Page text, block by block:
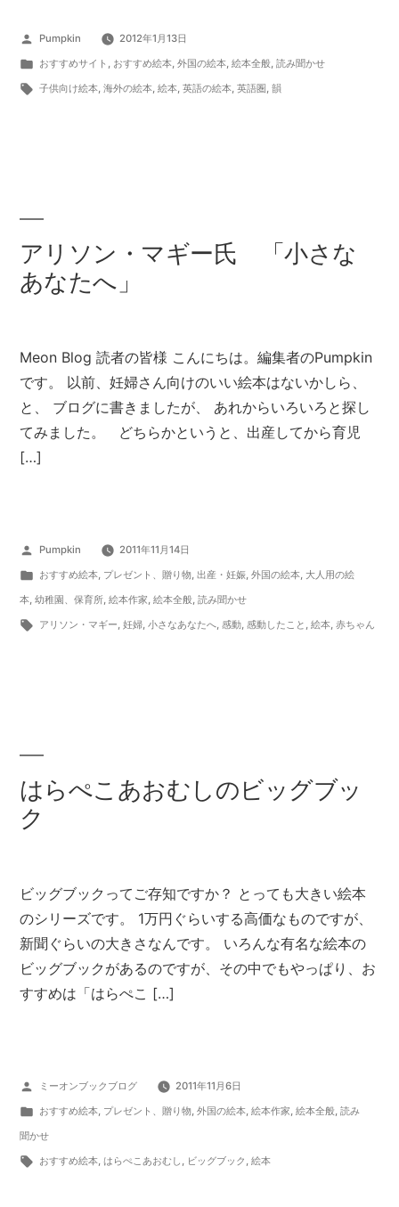
投
稿
者:
Pumpkin
2012年1月13日
カ
テ
おすすめサイト おすすめ絵本, 外国の絵本, 絵本全般, 読み聞かせ
タ
子供向け絵本, 海外の絵本, 絵本, 英語の絵本, 英語圏 韻
アリソン・マギー氏 「小さな
あなたへ」
Meon Blog 読者の皆様 こんにちは。編集者のPumpkin
です。 以前、妊婦さん向けのいい絵本はないかしら、
と、 ブログに書きましたが、 あれからいろいろと探し
てみました。 どちらかというと、出産してから育児
[…]
投
稿
者:
Pumpkin
2011年11月14日
カ
テ
ゴ
おすすめ絵本, プレゼント、贈り物 出産・妊娠, 外国の絵本, 大人用の絵
本 幼稚園、保育所 絵本作家 絵本全般 読み聞かせ
タ
アリソン・マギー 妊婦, 小さなあなたへ, 感動, 感動したこと 絵本, 赤ちゃん
はらぺこあおむしのビッグブッ
ク
ビッグブックってご存知ですか？ とっても大きい絵本
のシリーズです。 1万円ぐらいする高価なものですが、
新聞ぐらいの大きさなんです。 いろんな有名な絵本の
ビッグブックがあるのですが、その中でもやっぱり、お
すすめは「はらぺこ […]
投
稿
者:
ミーオンブックブログ
2011年11月6日
カ
テ
ゴ
おすすめ絵本, プレゼント、贈り物 外国の絵本, 絵本作家 絵本全般, 読み
聞かせ
タ
おすすめ絵本, はらぺこあおむし ビッグブック 絵本